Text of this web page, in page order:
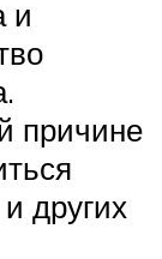
и
причине
других